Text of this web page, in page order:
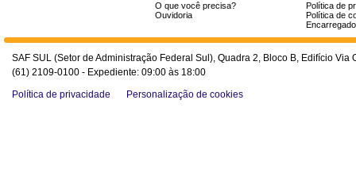
O que você precisa?
Ouvidoria
Política de
Política de
SAF SUL (Setor de Administração Federal Sul), Quadra 2, Bloco B, Edifício
(61) 2109-0100 - Expediente: 09:00 às 18:00
Política de privacidade
Personalização de cookies